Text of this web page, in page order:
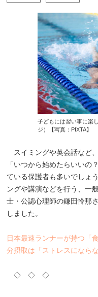
子どもには習い事に楽
ジ）【写真：PIXTA】
スイミングや英会話など
「いつから始めたらいいの
ている保護者も多いでしょ
ングや講演などを行う、一
士・公認心理師の鎌田怜那
しました。
日本最速ランナーが持つ「
分摂取は「ストレスになら
◇ ◇ ◇